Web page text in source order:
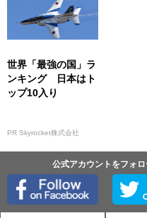
世界「最強の国」ラ
ンキング 日本はト
ップ10入り
PR Skyrocket株式会社
公式アカウントをフォ